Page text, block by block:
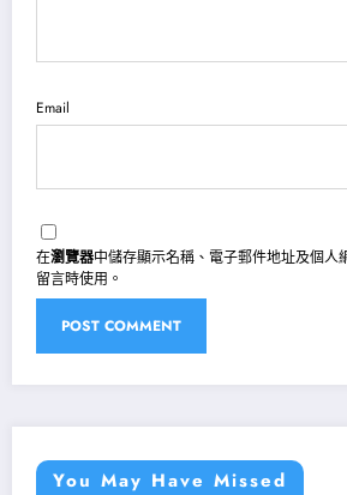
Email
在瀏覽器中儲存顯示名稱、電子郵件地址及個人
留言時使用。
You May Have Missed